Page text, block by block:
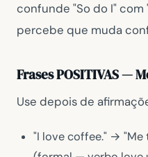
confunde "So do I"com
percebe que muda
Frases POSITIVAS —
Use depois de
"I love coffee." → "Me